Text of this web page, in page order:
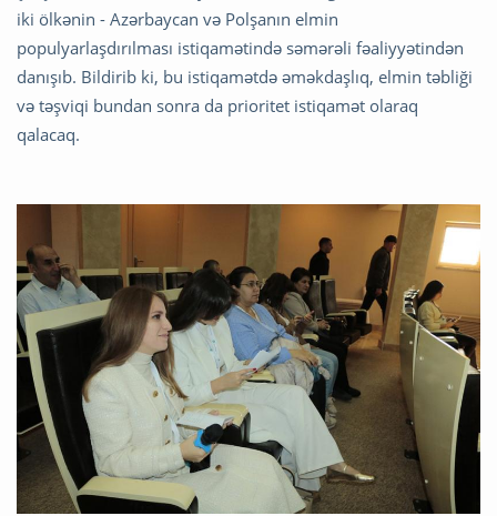
iki ölkənin - Azərbaycan və Polşanın elmin
populyarlaşdırılması istiqamətində səmərəli fəaliyyətindən
danışıb. Bildirib ki, bu istiqamətdə əməkdaşlıq, elmin təbliği
və təşviqi bundan sonra da prioritet istiqamət olaraq
qalacaq.